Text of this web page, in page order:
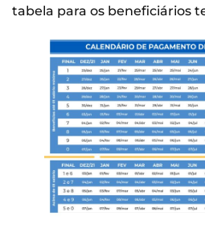
tabela para os beneficiários